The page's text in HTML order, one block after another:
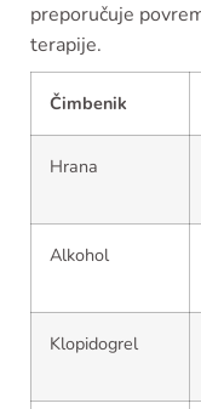
preporučuje
terapije.
Čimbenik
Hrana
Alkohol
Klopidogrel